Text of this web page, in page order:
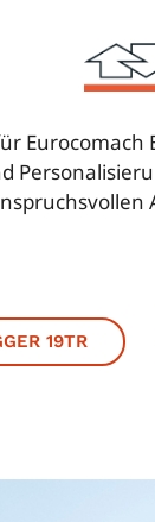
19TR